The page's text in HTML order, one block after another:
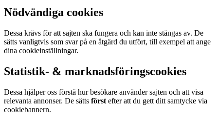
Nödvändiga cookies
Dessa krävs för att sajten ska fungera och kan inte stängas av. De
sätts vanligtvis som svar på en åtgärd du utfört, till exempel att ange
dina cookieinställningar.
Statistik- & marknadsföringscookies
Dessa hjälper oss förstå hur besökare använder sajten och att visa
relevanta annonser. De sätts först efter att du gett ditt samtycke via
cookiebannern.